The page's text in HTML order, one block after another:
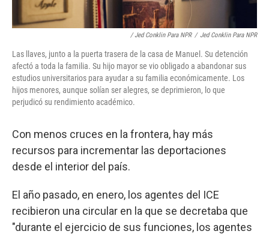
/ Jed Conklin Para NPR / Jed Conklin Para NPR
Las llaves, junto a la puerta trasera de la casa de Manuel. Su detención
afectó a toda la familia. Su hijo mayor se vio obligado a abandonar sus
estudios universitarios para ayudar a su familia económicamente. Los
hijos menores, aunque solían ser alegres, se deprimieron, lo que
perjudicó su rendimiento académico.
Con menos cruces en la frontera, hay más
recursos para incrementar las deportaciones
desde el interior del país.
El año pasado, en enero, los agentes del ICE
recibieron una circular en la que se decretaba que
"durante el ejercicio de sus funciones, los agentes